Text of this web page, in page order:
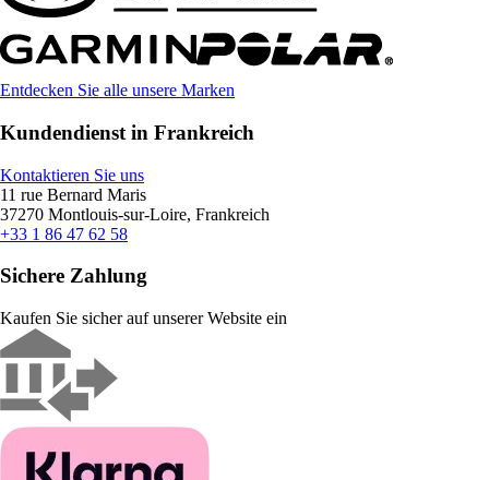
Entdecken Sie alle unsere Marken
Kundendienst in Frankreich
Kontaktieren Sie uns
11 rue Bernard Maris
37270 Montlouis-sur-Loire, Frankreich
+33 1 86 47 62 58
Sichere Zahlung
Kaufen Sie sicher auf unserer Website ein